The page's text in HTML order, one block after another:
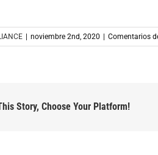
noviembre 2nd, 2020 Comentarios
Story, Choose Your Platform!